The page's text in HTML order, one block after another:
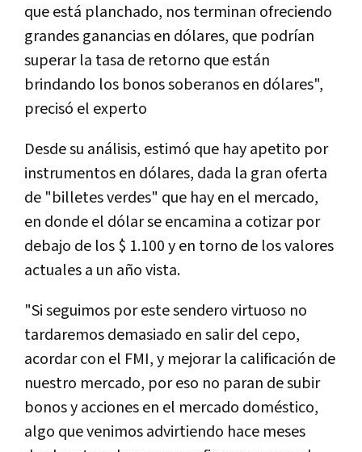
que está planchado, nos terminan ofreciendo
grandes ganancias en dólares, que podrían
superar la tasa de retorno que están
brindando los bonos soberanos en dólares",
precisó el experto
Desde su análisis, estimó que hay apetito por
instrumentos en dólares, dada la gran oferta
de "billetes verdes" que hay en el mercado,
en donde el dólar se encamina a cotizar por
debajo de los $ 1.100 y en torno de los valores
actuales a un año vista.
"Si seguimos por este sendero virtuoso no
tardaremos demasiado en salir del cepo,
acordar con el FMI, y mejorar la calificación de
nuestro mercado, por eso no paran de subir
bonos y acciones en el mercado doméstico,
algo que venimos advirtiendo hace meses